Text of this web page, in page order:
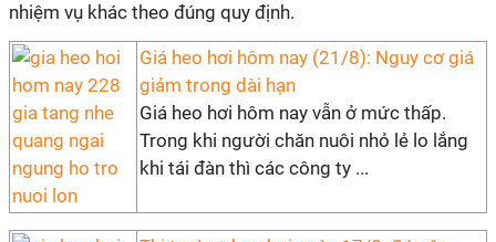
nhiệm vụ khác theo đúng quy định.
Giá heo hơi hôm nay (21/8): Nguy cơ giá
giảm trong dài hạn
Giá heo hơi hôm nay vẫn ở mức thấp.
Trong khi người chăn nuôi nhỏ lẻ lo lắng
khi tái đàn thì các công ty ...